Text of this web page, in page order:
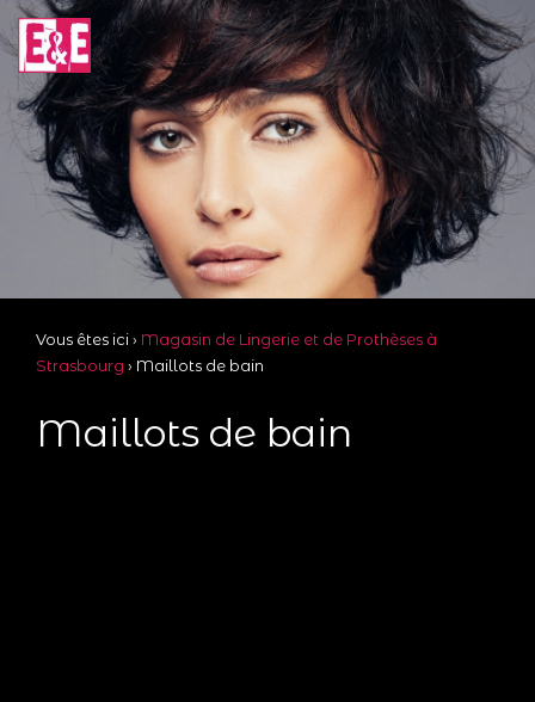
Vous êtes ici › Magasin de Lingerie et de Prothèses à
Strasbourg › Maillots de bain
Maillots de bain